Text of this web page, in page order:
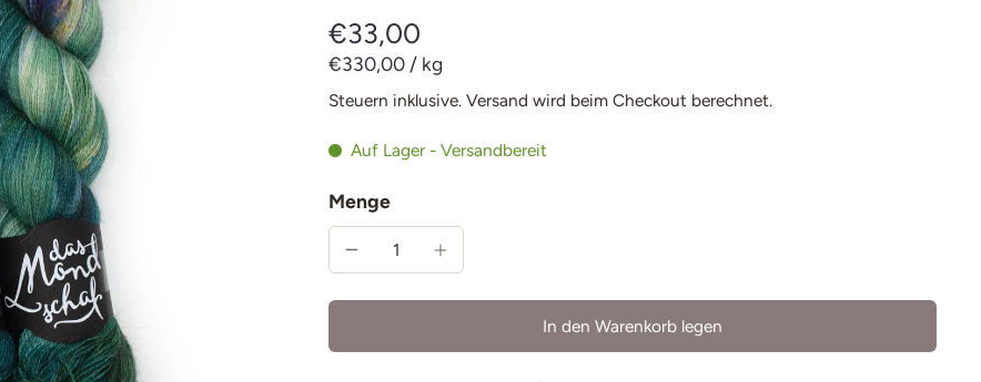
€33,00
€330,00 / kg
Steuern inklusive. Versand wird beim Checkout berechnet.
Auf Lager - Versandbereit
Menge
In den Warenkorb legen